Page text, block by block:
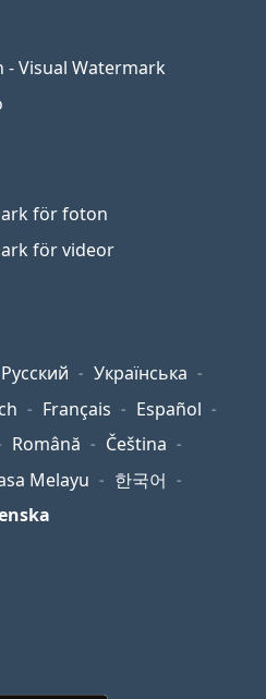
Visual Watermark
för foton
för videor
Русский
Українська
Français
Español
Română
Čeština
Melayu
한국어